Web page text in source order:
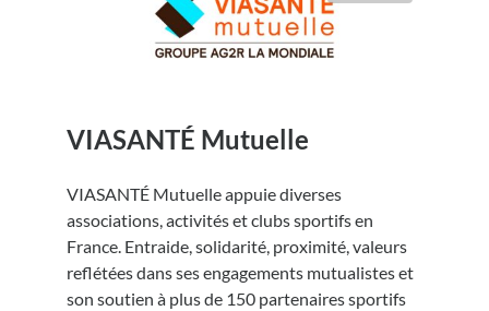
VIASANTÉ Mutuelle
VIASANTÉ Mutuelle appuie diverses
associations, activités et clubs sportifs en
France. Entraide, solidarité, proximité, valeurs
reflétées dans ses engagements mutualistes et
son soutien à plus de 150 partenaires sportifs